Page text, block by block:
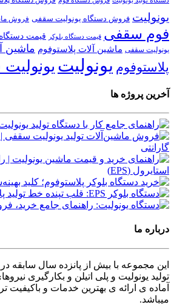
یونولیت فروش دستگاه یونولیت سقفی فروش
فوم سقفی قیمت دستگاه بلوکر قیمت
یونولیت سقفی ماشین آلات پلاستوفوم ماشین
پلاستوفوم یونولیت
آخرین پروژه ها
درباره ما
این مجموعه با بیش از پانزده سال
تولید یونولیت و پلی اتیلن و بکارگیری
آماده ی ارائه ی بهترین خدمات و باکیفیت
میباشد.